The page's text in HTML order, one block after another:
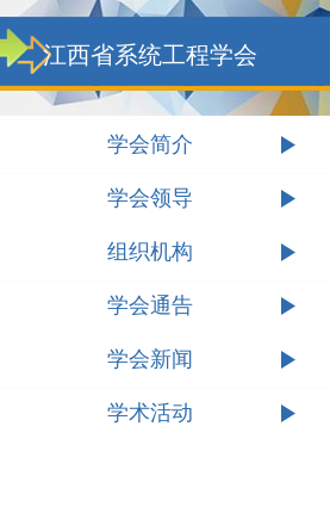
江西省系统工程学会
学会简介
学会领导
组织机构
学会通告
学会新闻
学术活动